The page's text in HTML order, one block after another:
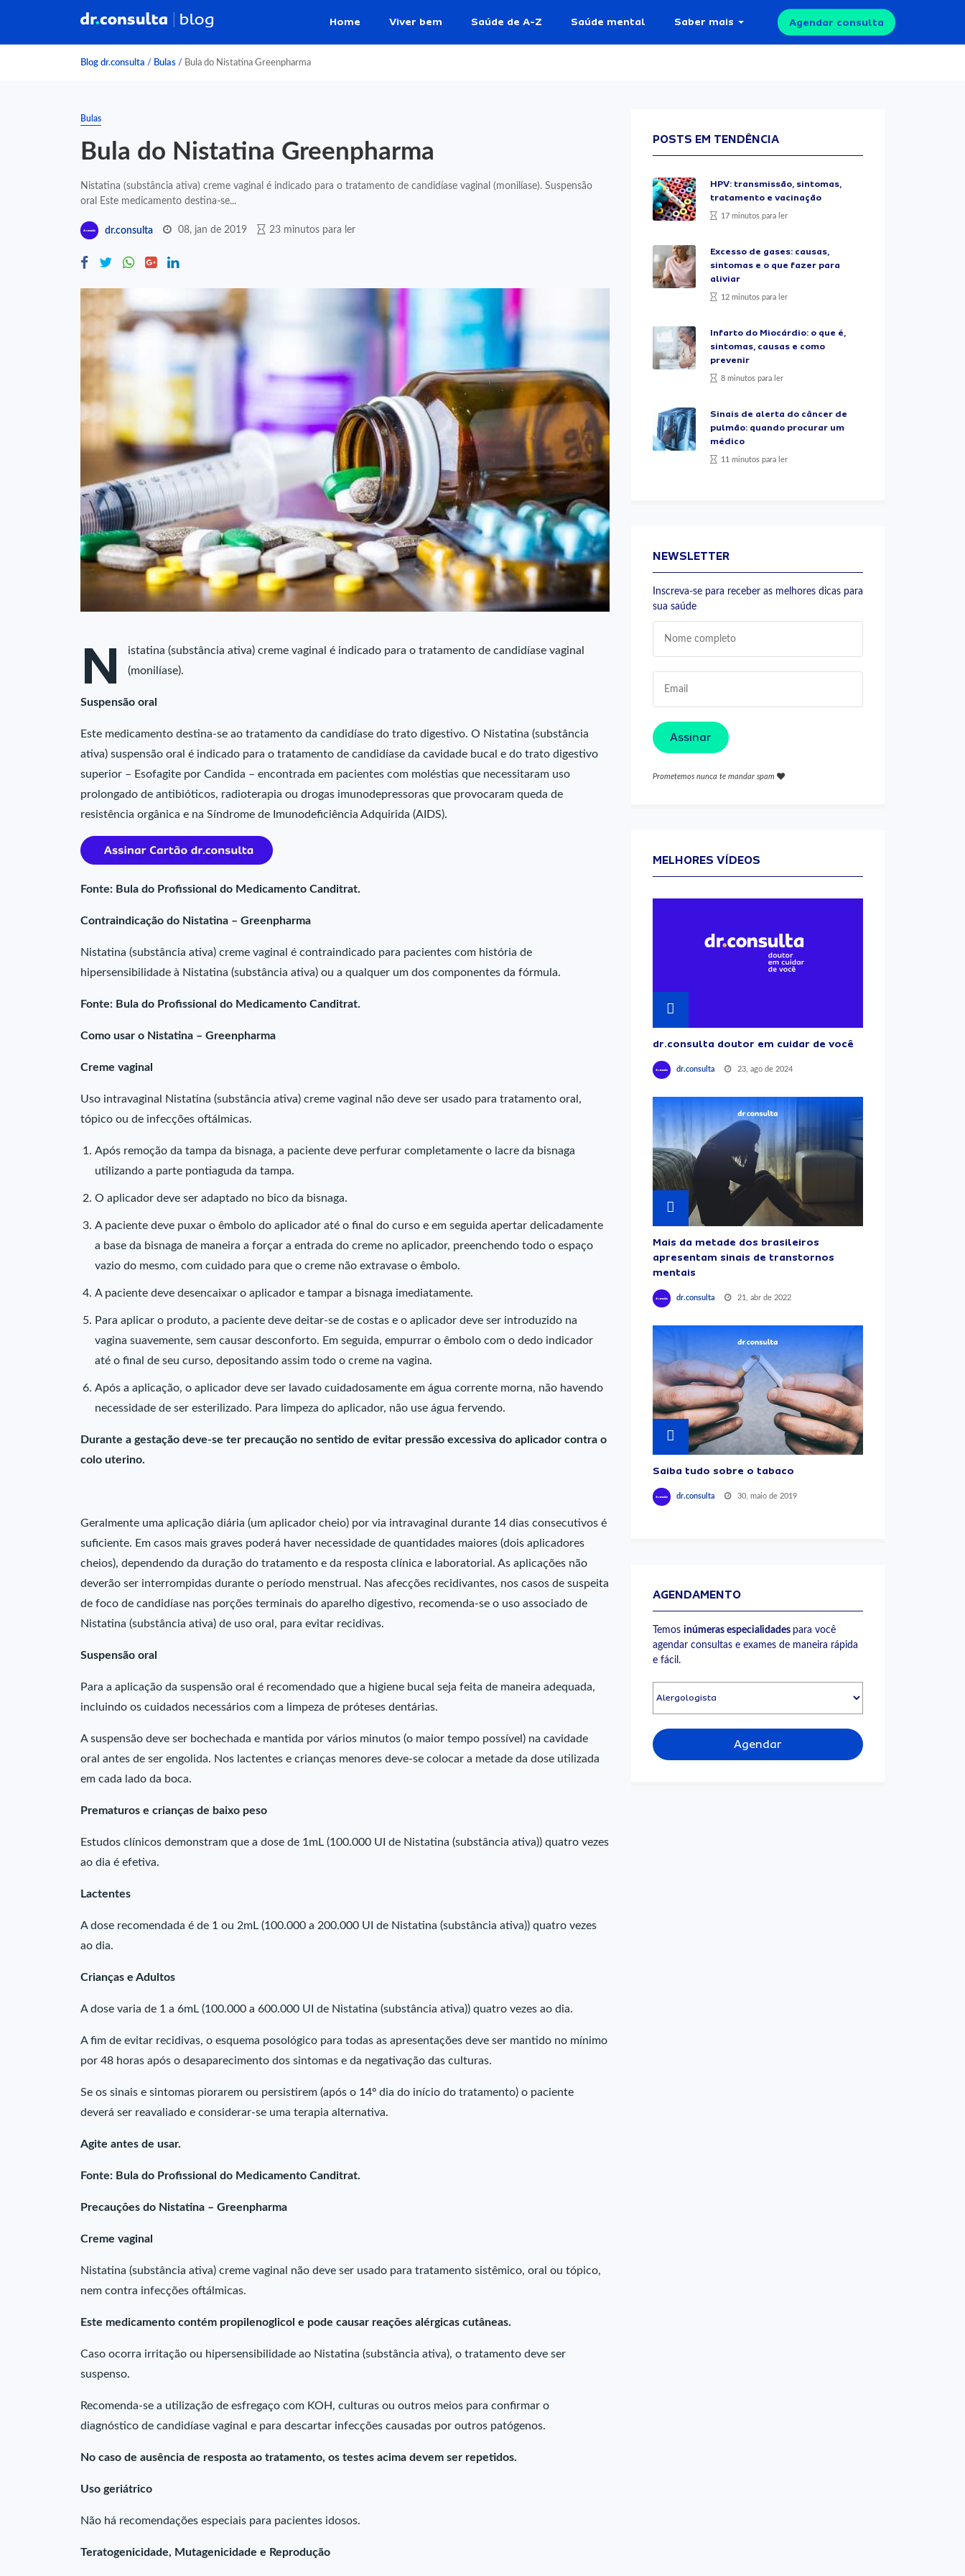
Home Viver bem Saúde de A-Z Saúde mental Saber mais Agendar consulta
Blog dr.consulta / Bulas / Bula do Nistatina Greenpharma
Bulas
Bula do Nistatina Greenpharma
Nistatina (substância ativa) creme vaginal é indicado para o tratamento de candidíase vaginal (monilíase). Suspensão
oral Este medicamento destina-se...
dr.consulta 08, jan de 2019 23 minutos para ler
N
istatina (substância ativa) creme vaginal é indicado para o tratamento de candidíase vaginal
(monilíase).
Suspensão oral
Este medicamento destina-se ao tratamento da candidíase do trato digestivo. O Nistatina (substância
ativa) suspensão oral é indicado para o tratamento de candidíase da cavidade bucal e do trato digestivo
superior – Esofagite por Candida – encontrada em pacientes com moléstias que necessitaram uso
prolongado de antibióticos, radioterapia ou drogas imunodepressoras que provocaram queda de
resistência orgânica e na Síndrome de Imunodeficiência Adquirida (AIDS).
Fonte: Bula do Profissional do Medicamento Canditrat.
Contraindicação do Nistatina – Greenpharma
Nistatina (substância ativa) creme vaginal é contraindicado para pacientes com história de
hipersensibilidade à Nistatina (substância ativa) ou a qualquer um dos componentes da fórmula.
Fonte: Bula do Profissional do Medicamento Canditrat.
Como usar o Nistatina – Greenpharma
Creme vaginal
Uso intravaginal Nistatina (substância ativa) creme vaginal não deve ser usado para tratamento oral,
tópico ou de infecções oftálmicas.
Após remoção da tampa da bisnaga, a paciente deve perfurar completamente o lacre da bisnaga
utilizando a parte pontiaguda da tampa.
O aplicador deve ser adaptado no bico da bisnaga.
A paciente deve puxar o êmbolo do aplicador até o final do curso e em seguida apertar delicadamente
a base da bisnaga de maneira a forçar a entrada do creme no aplicador, preenchendo todo o espaço
vazio do mesmo, com cuidado para que o creme não extravase o êmbolo.
A paciente deve desencaixar o aplicador e tampar a bisnaga imediatamente.
Para aplicar o produto, a paciente deve deitar-se de costas e o aplicador deve ser introduzido na
vagina suavemente, sem causar desconforto. Em seguida, empurrar o êmbolo com o dedo indicador
até o final de seu curso, depositando assim todo o creme na vagina.
Após a aplicação, o aplicador deve ser lavado cuidadosamente em água corrente morna, não havendo
necessidade de ser esterilizado. Para limpeza do aplicador, não use água fervendo.
Durante a gestação deve-se ter precaução no sentido de evitar pressão excessiva do aplicador contra o
colo uterino.
Geralmente uma aplicação diária (um aplicador cheio) por via intravaginal durante 14 dias consecutivos é
suficiente. Em casos mais graves poderá haver necessidade de quantidades maiores (dois aplicadores
cheios), dependendo da duração do tratamento e da resposta clínica e laboratorial. As aplicações não
deverão ser interrompidas durante o período menstrual. Nas afecções recidivantes, nos casos de suspeita
de foco de candidíase nas porções terminais do aparelho digestivo, recomenda-se o uso associado de
Nistatina (substância ativa) de uso oral, para evitar recidivas.
Suspensão oral
Para a aplicação da suspensão oral é recomendado que a higiene bucal seja feita de maneira adequada,
incluindo os cuidados necessários com a limpeza de próteses dentárias.
A suspensão deve ser bochechada e mantida por vários minutos (o maior tempo possível) na cavidade
oral antes de ser engolida. Nos lactentes e crianças menores deve-se colocar a metade da dose utilizada
em cada lado da boca.
Prematuros e crianças de baixo peso
Estudos clínicos demonstram que a dose de 1mL (100.000 UI de Nistatina (substância ativa)) quatro vezes
ao dia é efetiva.
Lactentes
A dose recomendada é de 1 ou 2mL (100.000 a 200.000 UI de Nistatina (substância ativa)) quatro vezes
ao dia.
Crianças e Adultos
A dose varia de 1 a 6mL (100.000 a 600.000 UI de Nistatina (substância ativa)) quatro vezes ao dia.
A fim de evitar recidivas, o esquema posológico para todas as apresentações deve ser mantido no mínimo
por 48 horas após o desaparecimento dos sintomas e da negativação das culturas.
Se os sinais e sintomas piorarem ou persistirem (após o 14º dia do início do tratamento) o paciente
deverá ser reavaliado e considerar-se uma terapia alternativa.
Agite antes de usar.
Fonte: Bula do Profissional do Medicamento Canditrat.
Precauções do Nistatina – Greenpharma
Creme vaginal
Nistatina (substância ativa) creme vaginal não deve ser usado para tratamento sistêmico, oral ou tópico,
nem contra infecções oftálmicas.
Este medicamento contém propilenoglicol e pode causar reações alérgicas cutâneas.
Caso ocorra irritação ou hipersensibilidade ao Nistatina (substância ativa), o tratamento deve ser
suspenso.
Recomenda-se a utilização de esfregaço com KOH, culturas ou outros meios para confirmar o
diagnóstico de candidíase vaginal e para descartar infecções causadas por outros patógenos.
No caso de ausência de resposta ao tratamento, os testes acima devem ser repetidos.
Uso geriátrico
Não há recomendações especiais para pacientes idosos.
Teratogenicidade, Mutagenicidade e Reprodução
POSTS EM TENDÊNCIA
HPV: transmissão, sintomas,
tratamento e vacinação
17 minutos para ler
Excesso de gases: causas,
sintomas e o que fazer para
aliviar
12 minutos para ler
Infarto do Miocárdio: o que é,
sintomas, causas e como
prevenir
8 minutos para ler
Sinais de alerta do câncer de
pulmão: quando procurar um
médico
11 minutos para ler
NEWSLETTER
Inscreva-se para receber as melhores dicas para
sua saúde
Assinar
Prometemos nunca te mandar spam
MELHORES VÍDEOS
dr.consulta doutor em cuidar de você
dr.consulta 23, ago de 2024
Mais da metade dos brasileiros
apresentam sinais de transtornos
mentais
dr.consulta 21, abr de 2022
Saiba tudo sobre o tabaco
dr.consulta 30, maio de 2019
AGENDAMENTO
Temos inúmeras especialidades para você
agendar consultas e exames de maneira rápida
e fácil.
Agendar